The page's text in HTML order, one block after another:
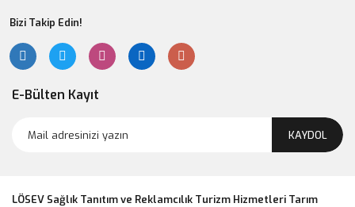
Bizi Takip Edin!
E-Bülten Kayıt
KAYDOL
LÖSEV Sağlık Tanıtım ve Reklamcılık Turizm Hizmetleri Tarım